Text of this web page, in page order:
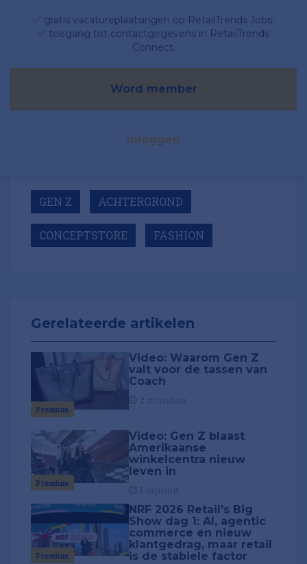
✅ gratis vacatureplaatsingen op RetailTrends Jobs;
✅ toegang tot contactgegevens in RetailTrends
Connect.
Word member
Inloggen
GEN Z ACHTERGROND
CONCEPTSTORE FASHION
Gerelateerde artikelen
Premium
Video: Waarom Gen Z
valt voor de tassen van
Coach
Premium
Video: Gen Z blaast
Amerikaanse
winkelcentra nieuw
leven in
Premium
NRF 2026 Retail's Big
Show dag 1: AI, agentic
commerce en nieuw
klantgedrag, maar retail
is de stabiele factor